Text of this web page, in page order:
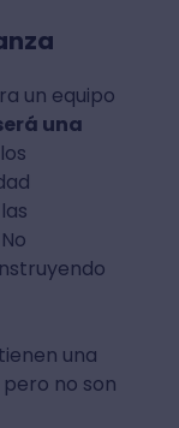
un equipo
una
una
no son